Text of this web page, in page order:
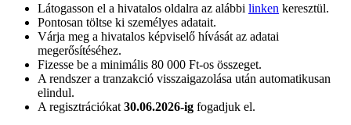
Látogasson el a hivatalos oldalra az alábbi linken keresztül.
Pontosan töltse ki személyes adatait.
Várja meg a hivatalos képviselő hívását az adatai
megerősítéséhez.
Fizesse be a minimális 80 000 Ft-os összeget.
A rendszer a tranzakció visszaigazolása után automatikusan
elindul.
A regisztrációkat 30.06.2026-ig fogadjuk el.